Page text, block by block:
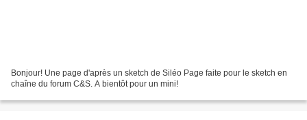
Bonjour! Une page d'après un sketch de Siléo Page faite pour le sketch en
chaîne du forum C&S. A bientôt pour un mini!